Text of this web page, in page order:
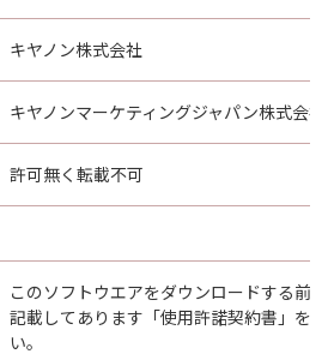
キヤノン株式会社
キヤノンマーケティングジャパン株式会社
許可無く転載不可
このソフトウエアをダウンロードする前
記載してあります「使用許諾契約書」を
い。